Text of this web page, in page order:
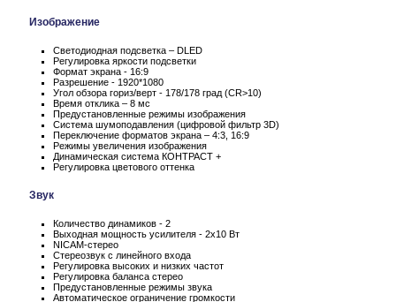
Изображение
Светодиодная подсветка – DLED
Регулировка яркости подсветки
Формат экрана - 16:9
Разрешение - 1920*1080
Угол обзора гориз/верт - 178/178 град (CR>10)
Время отклика – 8 мс
Предустановленные режимы изображения
Система шумоподавления (цифровой фильтр 3D)
Переключение форматов экрана – 4:3, 16:9
Режимы увеличения изображения
Динамическая система КОНТРАСТ +
Регулировка цветового оттенка
Звук
Количество динамиков - 2
Выходная мощность усилителя - 2x10 Вт
NICAM-стерео
Стереозвук с линейного входа
Регулировка высоких и низких частот
Регулировка баланса стерео
Предустановленные режимы звука
Автоматическое ограничение громкости